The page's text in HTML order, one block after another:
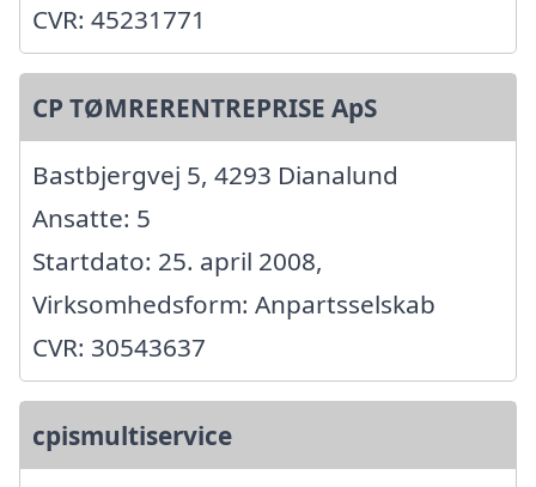
CVR: 45231771
CP TØMRERENTREPRISE ApS
Bastbjergvej 5, 4293 Dianalund
Ansatte: 5
Startdato: 25. april 2008,
Virksomhedsform: Anpartsselskab
CVR: 30543637
cpismultiservice